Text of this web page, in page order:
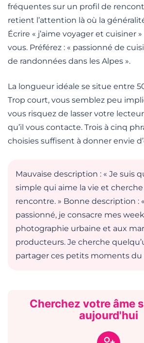
fréquentes sur un profil de
retient l’attention là où la
Écrire « j’aime voyager et cuisiner
vous. Préférez : « passionné de
de randonnées dans les Alpes ».
La longueur idéale se situe entre
Trop court, vous semblez peu
vous risquez de lasser votre
qu’il vous contacte. Trois à cinq
choisies suffisent à donner envie
Mauvaise description : « Je suis
simple qui aime la vie et
rencontre. » Bonne description :
passionné, je consacre mes
photographie urbaine et aux
producteurs. Je cherche
partager ces petits moments du
Cherchez votre âme
aujourd'hui